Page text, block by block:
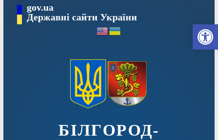
вмісту
gov.ua
Державні сайти України
БІЛГОРОД-